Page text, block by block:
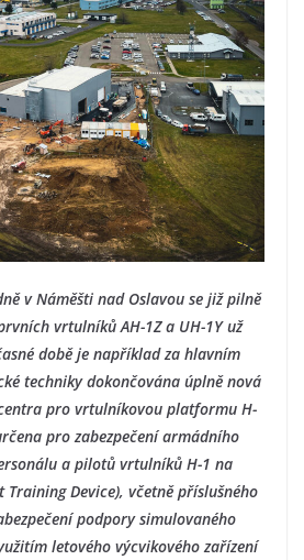
v Náměšti nad Oslavou se již pilně
vrtulníků AH-1Z a UH-1Y už
době je například za hlavním
techniky dokončována úplně nová
pro vrtulníkovou platformu H-
pro zabezpečení armádního
a pilotů vrtulníků H-1 na
Training Device), včetně příslušného
podpory simulovaného
letového výcvikového zařízení